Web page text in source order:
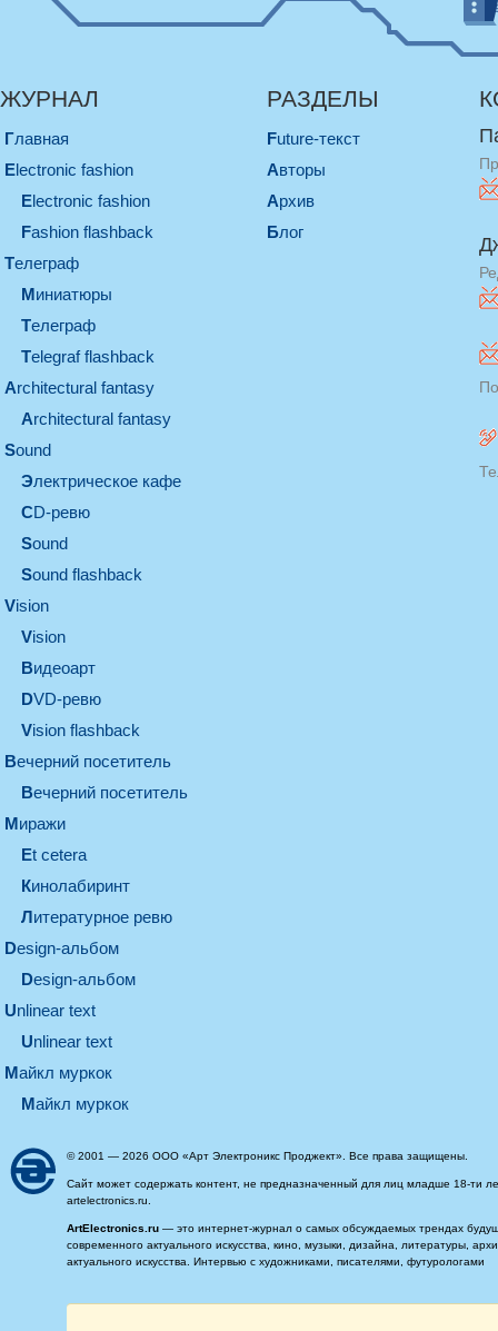
ЖУРНАЛ
Главная
electronic fashion
electronic fashion
Fashion flashback
телеграф
миниатюры
телеграф
Telegraf flashback
architectural fantasy
architectural fantasy
sound
электрическое кафе
CD-ревю
sound
Sound flashback
vision
vision
видеоарт
DVD-ревю
Vision flashback
вечерний посетитель
вечерний посетитель
миражи
et cetera
кинолабиринт
литературное ревю
design-альбом
design-альбом
unlinear text
Unlinear text
майкл муркок
майкл муркок
РАЗДЕЛЫ
Future-текст
Авторы
Архив
Блог
© 2001 — 2026 ООО «Арт Электроникс Проджект». Все права защищены.
Сайт может содержать контент, не предназначенный для лиц младше 18-ти
artelectronics.ru.
ArtElectronics.ru — это интернет-журнал о самых обсуждаемых трендах
современного актуального искусства, кино, музыки, дизайна, литературы,
актуального искусства. Интервью с художниками, писателями, футурологами